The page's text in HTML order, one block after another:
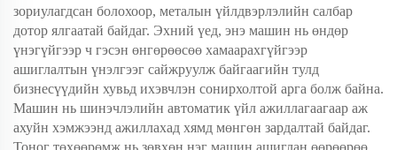
зориулагдсан болохоор, металын үйлдвэрлэлийн салбар
дотор ялгаатай байдаг. Эхний үед, энэ машин нь өндөр
үнэгүйгээр ч гэсэн өнгөрөөсөө хамаарахгүйгээр
ашиглалтын үнэлгээг сайжруулж байгаагийн тулд
бизнесүүдийн хувьд ихэвчлэн сонирхолтой арга болж байна.
Машин нь шинэчлэлийн автоматик үйл ажиллагаагаар аж
ахуйн хэмжээнд ажиллахад хямд мөнгөн зардалтай байдаг.
Тоног төхөөрөмж нь зөвхөн нэг машин ашиглан өөрөөрөө